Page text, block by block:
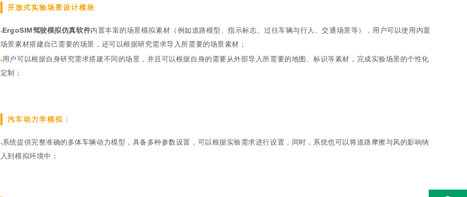
开放式实验场景设计模块
ErgoSIM驾驶模拟仿真软件内置丰富的场景模拟素材（例如道路模型、指示标志、过往车辆与行人、交通场景等），用户可以使用内置
场景素材搭建自己需要的场景，还可以根据研究需求导入所需要的场景素材；
用户可以根据自身研究需求搭建不同的场景，并且可以根据自身的需要从外部导入所需要的地图、标识等素材，完成实验场景的个性化
定制；
汽车动力学模拟：
系统提供完整准确的多体车辆动力模型，具备多种参数设置，可以根据实验需求进行设置，同时，系统也可以将道路摩擦与风的影响纳
入到模拟环境中；